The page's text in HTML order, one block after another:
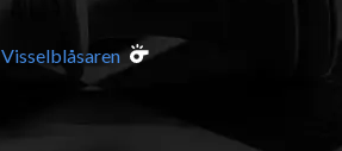
Visselblåsaren